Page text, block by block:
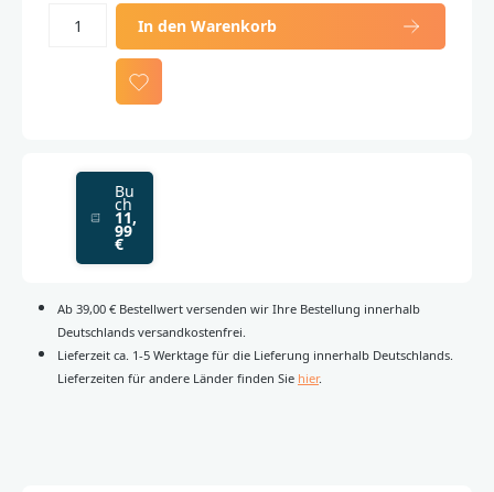
In den Warenkorb
Bu
ch
11,
99
€
Ab 39,00 € Bestellwert versenden wir Ihre Bestellung innerhalb
Deutschlands versandkostenfrei.
Lieferzeit ca. 1-5 Werktage für die Lieferung innerhalb Deutschlands.
Lieferzeiten für andere Länder finden Sie hier.